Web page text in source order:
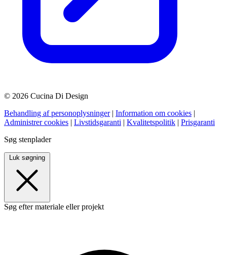
© 2026 Cucina Di Design
Behandling af personoplysninger | Information om cookies |
Administrer cookies | Livstidsgaranti | Kvalitetspolitik | Prisgaranti
Søg stenplader
Luk søgning
Søg efter materiale eller projekt